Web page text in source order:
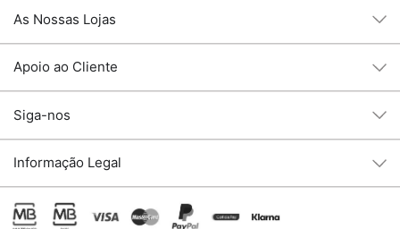
As Nossas Lojas
Apoio ao Cliente
Siga-nos
Informação Legal